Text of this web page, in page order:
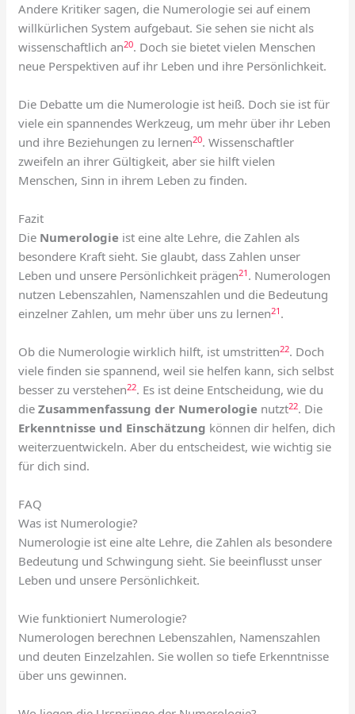
Andere Kritiker sagen, die Numerologie sei auf einem
willkürlichen System aufgebaut. Sie sehen sie nicht als
wissenschaftlich an20. Doch sie bietet vielen Menschen
neue Perspektiven auf ihr Leben und ihre Persönlichkeit.
Die Debatte um die Numerologie ist heiß. Doch sie ist für
viele ein spannendes Werkzeug, um mehr über ihr Leben
und ihre Beziehungen zu lernen20. Wissenschaftler
zweifeln an ihrer Gültigkeit, aber sie hilft vielen
Menschen, Sinn in ihrem Leben zu finden.
Fazit
Die Numerologie ist eine alte Lehre, die Zahlen als
besondere Kraft sieht. Sie glaubt, dass Zahlen unser
Leben und unsere Persönlichkeit prägen21 . Numerologen
nutzen Lebenszahlen, Namenszahlen und die Bedeutung
einzelner Zahlen, um mehr über uns zu lernen21 .
Ob die Numerologie wirklich hilft, ist umstritten22. Doch
viele finden sie spannend, weil sie helfen kann, sich selbst
besser zu verstehen22. Es ist deine Entscheidung, wie du
dieZusammenfassung der Numerologie nutzt22. Die
Erkenntnisse und Einschätzung können dir helfen, dich
weiterzuentwickeln. Aber du entscheidest, wie wichtig sie
für dich sind.
FAQ
Was ist Numerologie?
Numerologie ist eine alte Lehre, die Zahlen als besondere
Bedeutung und Schwingung sieht. Sie beeinflusst unser
Leben und unsere Persönlichkeit.
Wie funktioniert Numerologie?
Numerologen berechnen Lebenszahlen, Namenszahlen
und deuten Einzelzahlen. Sie wollen so tiefe Erkenntnisse
über uns gewinnen.